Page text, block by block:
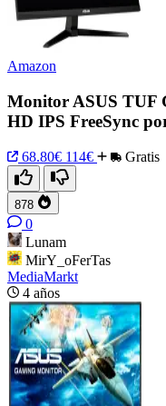
Amazon
Monitor ASUS TUF
HD IPS FreeSync
68.80€ 114€ Gratis
878
0
Lunam
MirY_oFerTas
MediaMarkt
4 años